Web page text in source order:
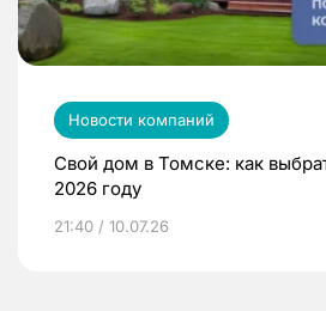
Новости компаний
Свой дом в Томске: как
2026 году
21:40 / 10.07.26